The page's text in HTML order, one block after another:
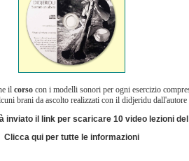
il corso con i modelli sonori per ogni esercizio
brani da ascolto realizzati con il didjeridu dall'autore
inviato il link per scaricare 10 video lezioni
Clicca qui per tutte le informazioni